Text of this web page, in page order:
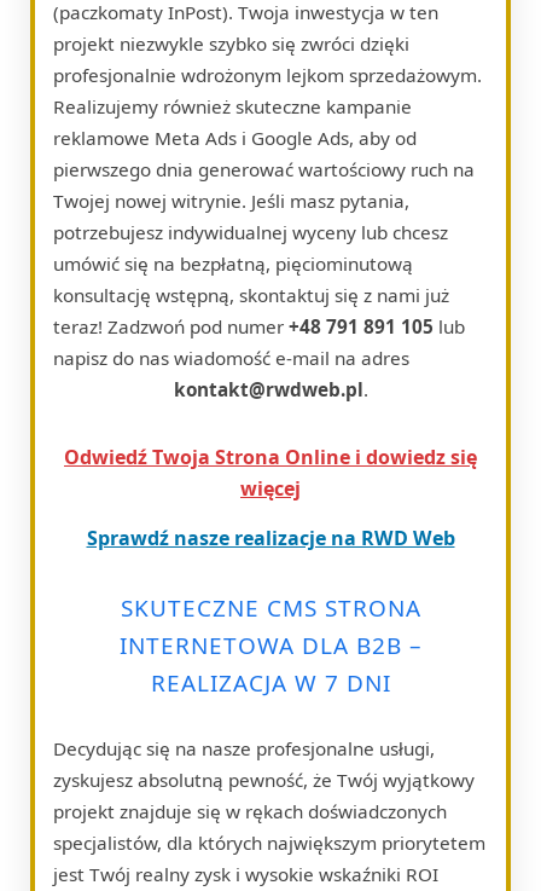
(paczkomaty InPost). Twoja inwestycja w ten
projekt niezwykle szybko się zwróci dzięki
profesjonalnie wdrożonym lejkom sprzedażowym.
Realizujemy również skuteczne kampanie
reklamowe Meta Ads i Google Ads, aby od
pierwszego dnia generować wartościowy ruch na
Twojej nowej witrynie. Jeśli masz pytania,
potrzebujesz indywidualnej wyceny lub chcesz
umówić się na bezpłatną, pięciominutową
konsultację wstępną, skontaktuj się z nami już
teraz! Zadzwoń pod numer +48 791 891 105 lub
napisz do nas wiadomość e-mail na adres
kontakt@rwdweb.pl.
Odwiedź Twoja Strona Online i dowiedz się
więcej
Sprawdź nasze realizacje na RWD Web
SKUTECZNE CMS STRONA
INTERNETOWA DLA B2B –
REALIZACJA W 7 DNI
Decydując się na nasze profesjonalne usługi,
zyskujesz absolutną pewność, że Twój wyjątkowy
projekt znajduje się w rękach doświadczonych
specjalistów, dla których największym priorytetem
jest Twój realny zysk i wysokie wskaźniki ROI